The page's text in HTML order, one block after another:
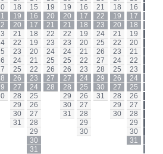
18
19
20
21
22
23
24
25
26
27
28
29
30
31
15
16
17
18
19
20
21
22
23
24
25
26
27
28
29
30
31
19
20
21
22
23
24
25
26
27
28
19
20
21
22
23
24
25
26
27
28
29
30
31
16
17
18
19
20
21
22
23
24
25
26
27
28
29
30
21
22
23
24
25
26
27
28
29
30
31
18
19
20
21
22
23
24
25
26
27
28
29
30
16
17
18
19
20
21
22
23
24
25
26
27
28
29
30
31